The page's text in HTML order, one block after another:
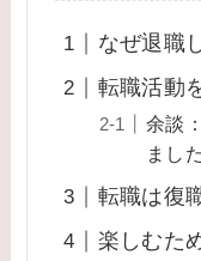
なぜ退職
転職活動
余談
ました
転職は復
楽しむた